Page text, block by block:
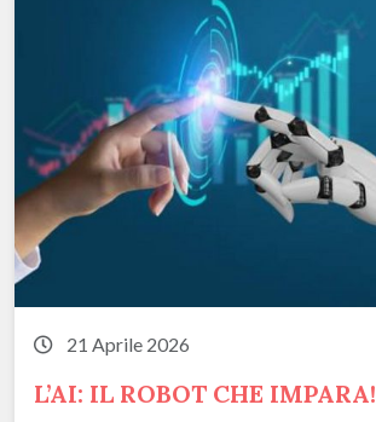
21 Aprile 2026
L’AI: IL ROBOT CHE IMPARA!